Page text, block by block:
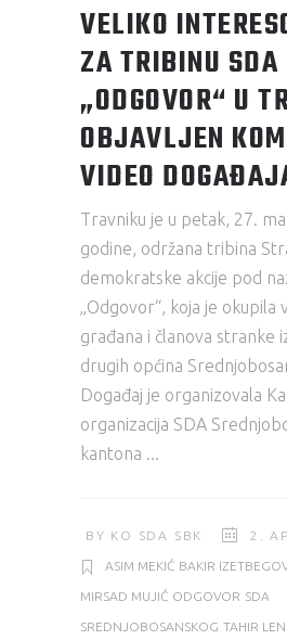
VELIKO
ZA TRIBINU SDA
„ODGOVOR“ U
OBJAVLJEN
VIDEO
Travniku je u petak, 27.
godine, održana tribina
demokratske akcije pod
„Odgovor“, koja je okupila
građana i članova stranke
drugih općina
Događaj je organizovala
organizacija SDA
kantona
BY KO SDA SBK 2.
ASIM MEKIĆ BAKIR
MIRSAD MUJIĆ ODGOVOR SDA
SREDNJOBOSANSKOG TAHIR